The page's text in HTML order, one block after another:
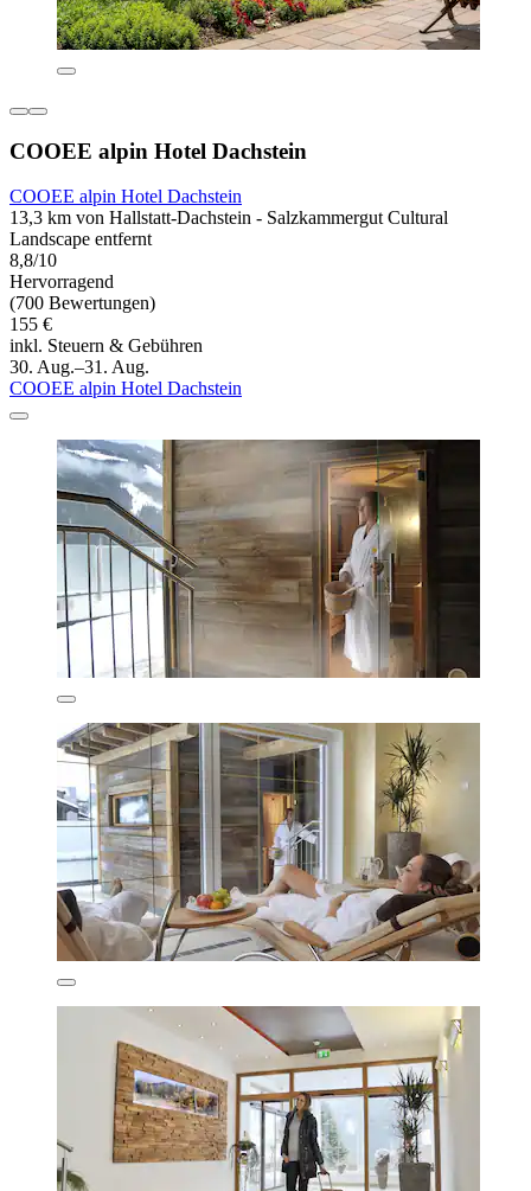
COOEE alpin Hotel Dachstein
COOEE alpin Hotel Dachstein
13,3 km von Hallstatt-Dachstein - Salzkammergut Cultural
Landscape entfernt
8,8/10
Hervorragend
(700 Bewertungen)
155 €
inkl. Steuern & Gebühren
30. Aug.–31. Aug.
COOEE alpin Hotel Dachstein